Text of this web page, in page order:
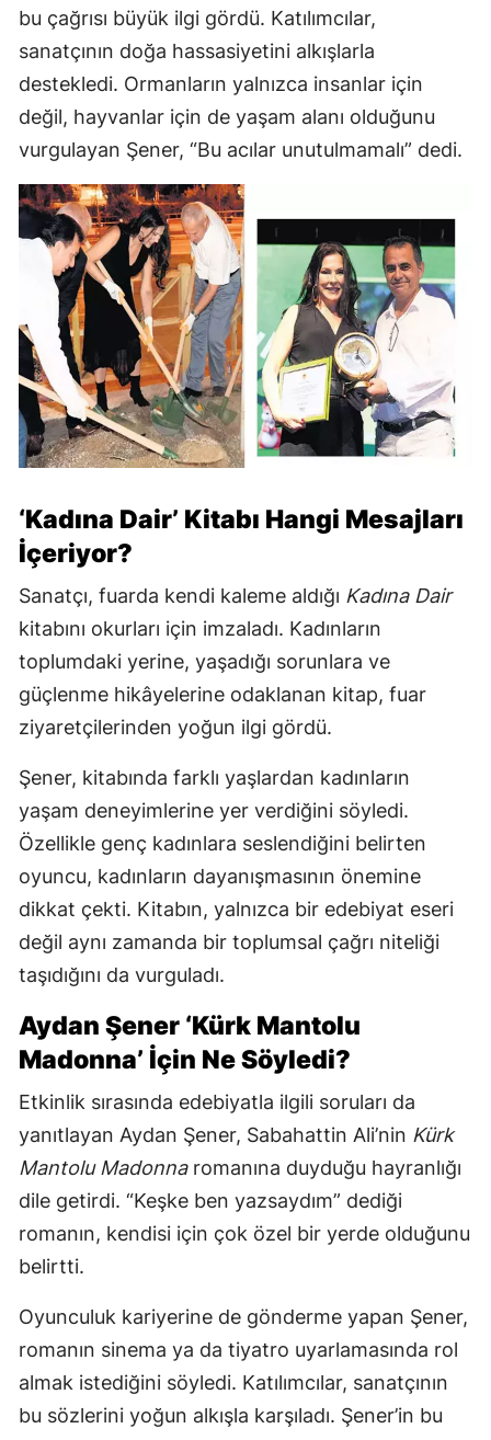
bu çağrısı büyük ilgi gördü. Katılımcılar,
sanatçının doğa hassasiyetini alkışlarla
destekledi. Ormanların yalnızca insanlar için
değil, hayvanlar için de yaşam alanı olduğunu
vurgulayan Şener, “Bu acılar unutulmamalı” dedi.
‘Kadına Dair’ Kitabı Hangi Mesajları
İçeriyor?
Sanatçı, fuarda kendi kaleme aldığı Kadına Dair
kitabını okurları için imzaladı. Kadınların
toplumdaki yerine, yaşadığı sorunlara ve
güçlenme hikâyelerine odaklanan kitap, fuar
ziyaretçilerinden yoğun ilgi gördü.
Şener, kitabında farklı yaşlardan kadınların
yaşam deneyimlerine yer verdiğini söyledi.
Özellikle genç kadınlara seslendiğini belirten
oyuncu, kadınların dayanışmasının önemine
dikkat çekti. Kitabın, yalnızca bir edebiyat eseri
değil aynı zamanda bir toplumsal çağrı niteliği
taşıdığını da vurguladı.
Aydan Şener ‘Kürk Mantolu
Madonna’ İçin Ne Söyledi?
Etkinlik sırasında edebiyatla ilgili soruları da
yanıtlayan Aydan Şener, Sabahattin Ali’nin Kürk
Mantolu Madonnaromanına duyduğu hayranlığı
dile getirdi. “Keşke ben yazsaydım” dediği
romanın, kendisi için çok özel bir yerde olduğunu
belirtti.
Oyunculuk kariyerine de gönderme yapan Şener,
romanın sinema ya da tiyatro uyarlamasında rol
almak istediğini söyledi. Katılımcılar, sanatçının
bu sözlerini yoğun alkışla karşıladı. Şener’in bu